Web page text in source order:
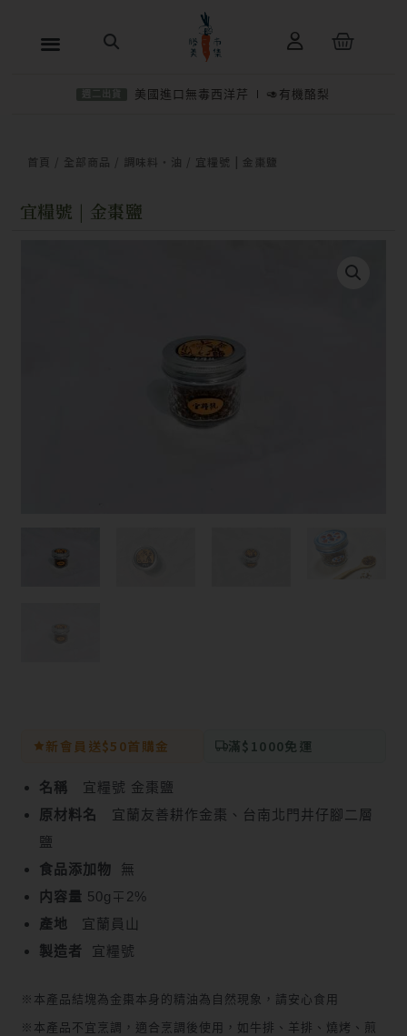
購
美國進口無毒西洋芹 🥑有機酪梨
首頁 全部商品 調味料・油 / 宜糧號 | 金棗鹽
宜糧號 | 金棗鹽
新會員送$50首購金 滿$1000免運
名稱 宜糧號 金棗鹽
原材料名
宜蘭友善耕作金棗、台南北門井仔腳二層
鹽
食品添加物 無
内容量 50g∓2%
產地
宜蘭員山
製造者 宜糧號
※本產品結塊為金棗本身的精油為自然現象，請安心食用
※本產品不宜烹調，適合烹調後使用，如牛排、羊排、燒烤、煎